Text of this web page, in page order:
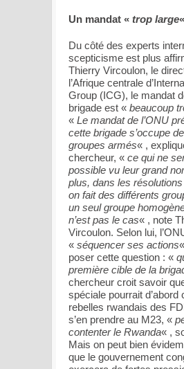
Un mandat « trop large«
Du côté des experts
scepticisme est plus
Thierry Vircoulon, le
l’Afrique centrale
Group (ICG), le mandat
brigade est « beaucoup
« Le mandat de l’ONU
cette brigade s’occupe
groupes armés« ,
chercheur, « ce qui ne
possible vu leur grand
plus, dans les résolutions
on fait des différents
un seul groupe
n’est pas le cas« , note
Vircoulon. Selon lui,
« séquencer ses actions
poser cette question : «
première cible de la
chercheur croit savoir
spéciale pourrait d’abord
rebelles rwandais des
s’en prendre au M23, «
contenter le Rwanda« ,
Mais on peut bien
que le gouvernement